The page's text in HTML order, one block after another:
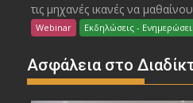
τις μηχανές ικανές να
Webinar Εκδηλώσεις -
Ασφάλεια στο